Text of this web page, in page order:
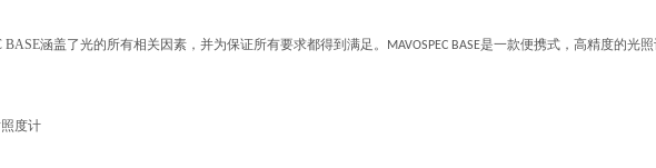
BASE涵盖了光的所有相关因素，并为保证所有要求都得到满足。 MAVOSPEC BASE是一款便携式，高精度的光